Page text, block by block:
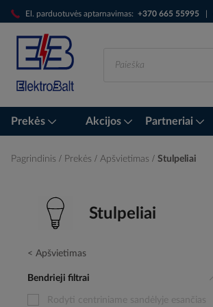
El. parduotuvės aptarnavimas: +370 665 55995
Skip
to
Content
Prekės Akcijos Partneriai
Pagrindinis Prekės Apšvietimas Stulpeliai
Stulpeliai
Apšvietimas
Bendrieji filtrai
Rodyti centriniame sandėlyje esančias